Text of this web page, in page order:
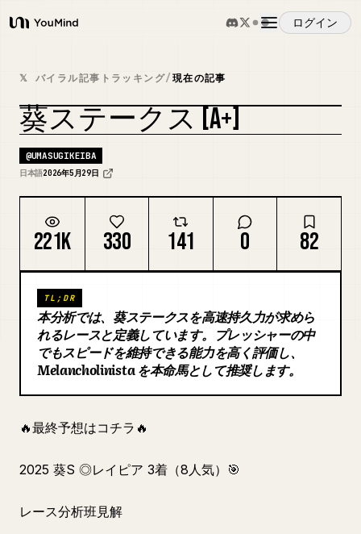
YouMind
ログイン
概要
ユースケース
スキル
プロンプト
ダウンロード
更新情報
𝕏 バイラル記事トラッキング/現在の記事
カバーをリミックス
葵ステークス [A+]
@UMASUGIKEIBA
日本語2026年5月29日
221K 330 141 0 82
TL;DR
本分析では、葵ステークスを高速持久力が求めら
れるレースと定義しています。プレッシャーの中
でもスピードを維持できる能力を高く評価し、
Melancholinista を本命馬として推奨します。
🔥最終予想はコチラ🔥
2025 葵S ◎レイピア 3着（8人気）🎯
レース分析班見解